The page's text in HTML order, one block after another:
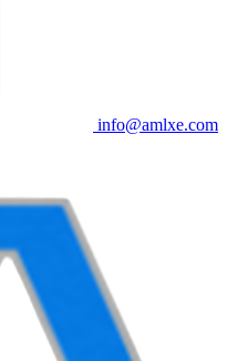
info@amlxe.com